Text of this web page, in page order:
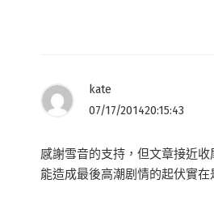
kate
07/17/201420:15:43
感謝雪音的支持，但文章接近
能造成最後高潮剧情的起伏實在